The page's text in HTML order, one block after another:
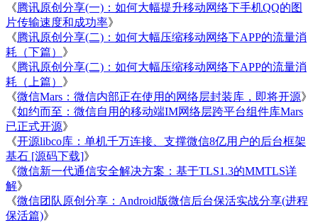
《腾讯原创分享(一)：如何大幅提升移动网络下手机QQ的图
片传输速度和成功率》
《腾讯原创分享(二)：如何大幅压缩移动网络下APP的流量消
耗（下篇） 》
《腾讯原创分享(二)：如何大幅压缩移动网络下APP的流量消
耗（上篇） 》
《微信Mars：微信内部正在使用的网络层封装库，即将开源》
《如约而至：微信自用的移动端IM网络层跨平台组件库Mars
已正式开源》
《开源libco库：单机千万连接、支撑微信8亿用户的后台框架
基石 [源码下载]》
《微信新一代通信安全解决方案：基于TLS1.3的MMTLS详
解》
《微信团队原创分享：Android版微信后台保活实战分享(进程
保活篇)》